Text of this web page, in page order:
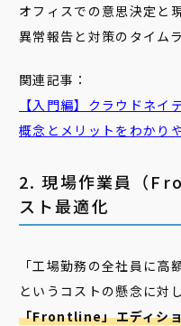
オフィスでの意思決定と
異常報告と対策のタイム
関連記事：
【入門編】クラウドネイ
概念とメリットをわかり
2. 現場作業員（
スト最適化
「工場勤務の全社員に高
というコストの懸念に
「Frontline」エディシ